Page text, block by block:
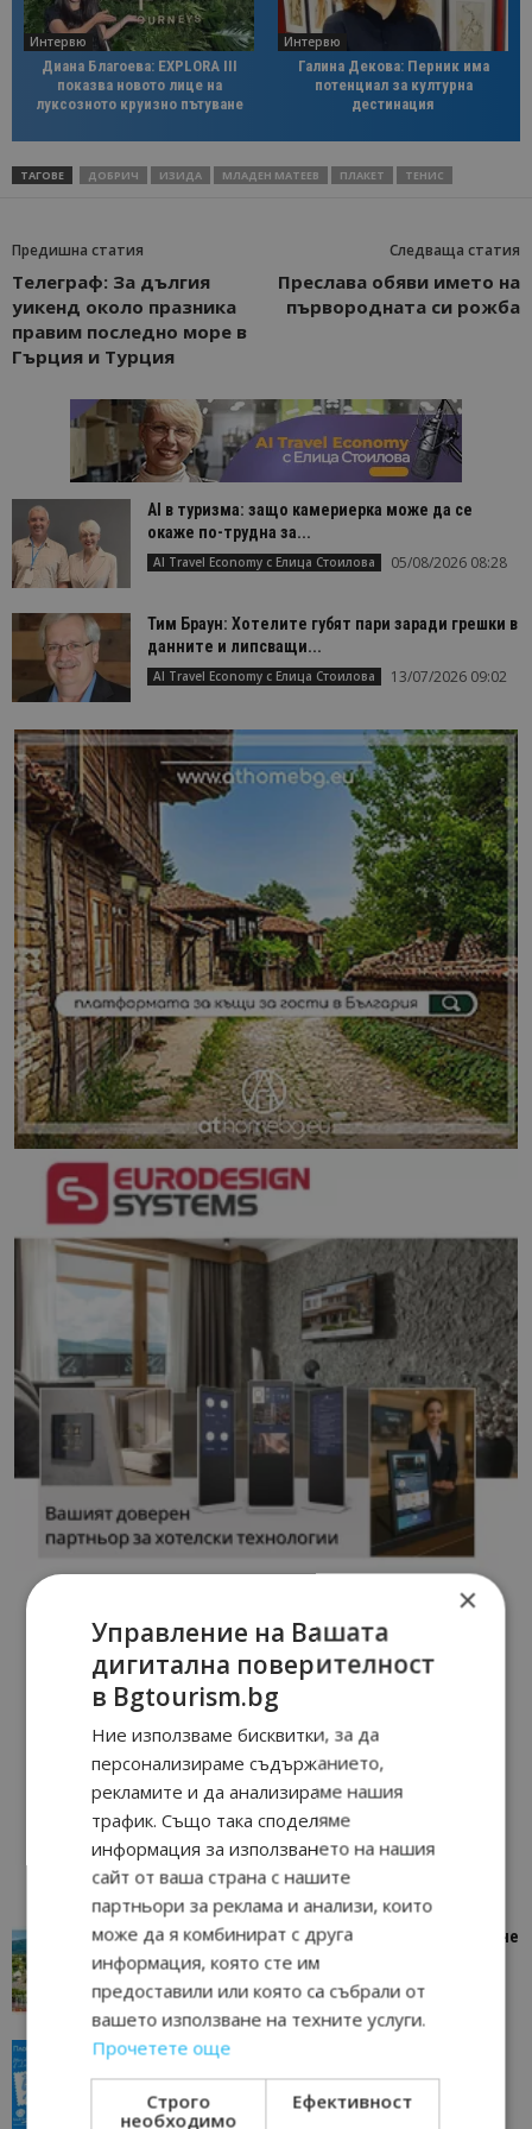
Интервю
Диана Благоева: EXPLORA III
показва новото лице на
луксозното круизно пътуване
Интервю
Галина Декова: Перник има
потенциал за културна
дестинация
ТАГОВЕ ДОБРИЧ ИЗИДА МЛАДЕН МАТЕЕВ ПЛАКЕТ ТЕНИС
Предишна статия
Телеграф: За дългия
уикенд около празника
правим последно море в
Гърция и Турция
Следваща статия
Преслава обяви името на
първородната си рожба
AI в туризма: защо камериерка може да се
окаже по-трудна за...
AI Travel Economy с Елица Стоилова 05/08/2026 08:28
Тим Браун: Хотелите губят пари заради грешки в
данните и липсващи...
AI Travel Economy с Елица Стоилова 13/07/2026 09:02
“Пощенска картичка от…”: Петрич – Изживяване
отвъд очакваното
Петрич 11/07/2026 11:22
“Пощенска картичка от…”: Пловдив, градът на
Пловдив 23/06/2026 10:00
×
Управление на Вашата
дигитална поверителност
в Bgtourism.bg
Ние използваме бисквитки, за да
персонализираме съдържанието,
рекламите и да анализираме нашия
трафик. Също така споделяме
информация за използването на нашия
сайт от ваша страна с нашите
партньори за реклама и анализи, които
може да я комбинират с друга
информация, която сте им
предоставили или която са събрали от
вашето използване на техните услуги.
Прочетете още
Строго
необходимо
Ефективност